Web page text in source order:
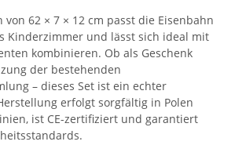
62 × 7 × 12 cm passt die Eisenbahn
Kinderzimmer und lässt sich ideal mit
kombinieren. Ob als Geschenk
der bestehenden
– dieses Set ist ein echter
erfolgt sorgfältig in Polen
ist CE-zertifiziert und garantiert